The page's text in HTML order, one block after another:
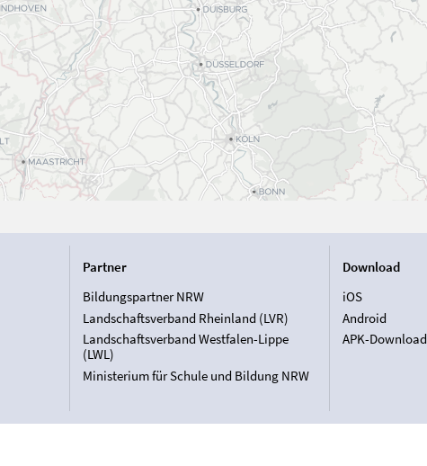
Partner
Bildungspartner NRW
Landschaftsverband Rheinland (LVR)
Landschaftsverband Westfalen-Lippe
(LWL)
Ministerium für Schule und Bildung NRW
Download
iOS
Android
APK-Download